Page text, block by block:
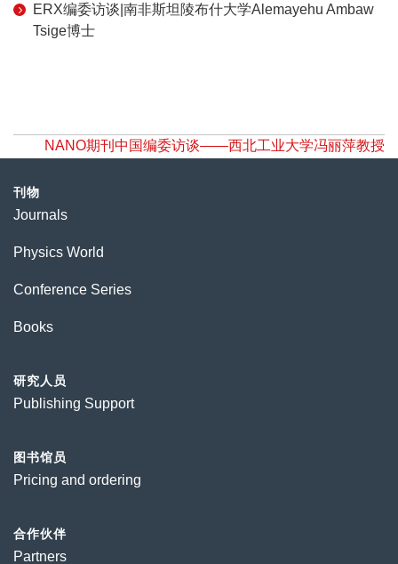
ERX编委访谈|南非斯坦陵布什大学Alemayehu Ambaw
Tsige博士
NANO期刊中国编委访谈——西北工业大学冯丽萍教授
刊物
Journals
Physics World
Conference Series
Books
研究人员
Publishing Support
图书馆员
Pricing and ordering
合作伙伴
Partners